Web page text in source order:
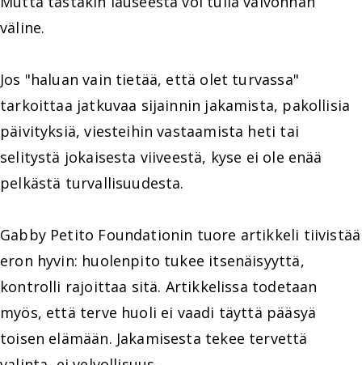
väline.
Jos "haluan vain tietää, että olet turvassa"
tarkoittaa jatkuvaa sijainnin jakamista, pakollisia
päivityksiä, viesteihin vastaamista heti tai
selitystä jokaisesta viiveestä, kyse ei ole enää
pelkästä turvallisuudesta.
Gabby Petito Foundationin tuore artikkeli tiivistää
eron hyvin: huolenpito tukee itsenäisyyttä,
kontrolli rajoittaa sitä. Artikkelissa todetaan
myös, että terve huoli ei vaadi täyttä pääsyä
toisen elämään. Jakamisesta tekee tervettä